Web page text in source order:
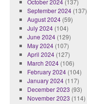
October 2024(137)
September 2024(137)
August 2024(59)
July 2024(104)
June 2024(129)
May 2024(107)
April 2024(127)
March 2024(106)
February 2024(104)
January 2024(117)
December 2023 (93)
November 2023 (114)